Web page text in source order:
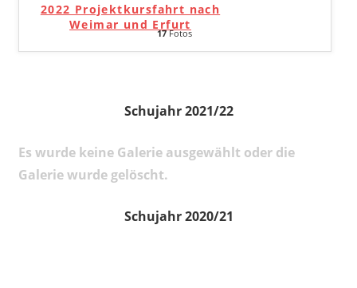
2022 Projektkursfahrt nach
Weimar und Erfurt
17Fotos
Schujahr 2021/22
Es wurde keine Galerie ausgewählt oder die
Galerie wurde gelöscht.
Schujahr 2020/21